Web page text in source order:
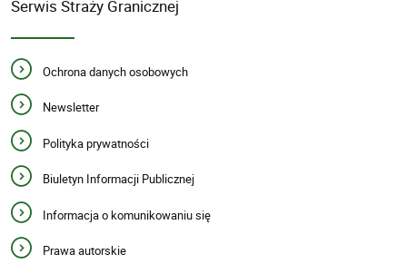
Serwis Straży Granicznej
Ochrona danych osobowych
Newsletter
Polityka prywatności
Biuletyn Informacji Publicznej
Informacja o komunikowaniu się
Prawa autorskie